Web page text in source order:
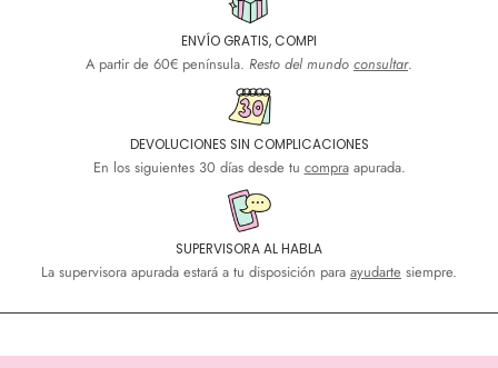
ENVÍO GRATIS, COMPI
A partir de 60€ península. Resto del mundo consultar.
DEVOLUCIONES SIN COMPLICACIONES
En los siguientes 30 días desde tu compraapurada.
SUPERVISORA AL HABLA
La supervisora apurada estará a tu disposición para ayudarte siempre.